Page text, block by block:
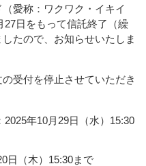
（愛称：ワクワク・イキイ
27日をもって信託終了（繰
たので、お知らせいたしま
受付を停止させていただき
年10月29日（水）15:30
日（木）15:30まで